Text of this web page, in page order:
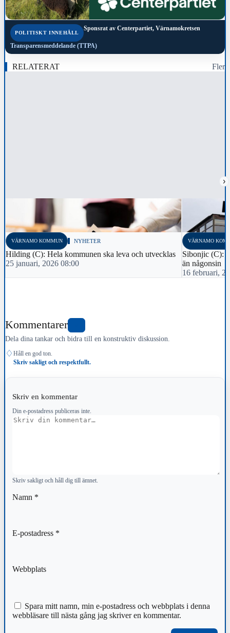
POLITISKT INNEHÅLL
Sponsrat av Centerpartiet, Värnamokretsen
Transparensmeddelande (TTPA)
RELATERAT Fler
›
VÄRNAMO KOMMUN NYHETER
Hilding (C): Hela kommunen ska leva och utvecklas
25 januari, 2026 08:00
VÄRNAMO
Sibonjic (C):
än någonsin
16 februari,
Kommentarer
Dela dina tankar och bidra till en konstruktiv diskussion.
♢ Håll en god ton.
Skriv sakligt och respektfullt.
Skriv en kommentar
Din e-postadress publiceras inte.
Kommentar
Skriv sakligt och håll dig till ämnet.
Namn *
E-postadress *
Webbplats
Spara mitt namn, min e-postadress och webbplats i denna
webbläsare till nästa gång jag skriver en kommentar.